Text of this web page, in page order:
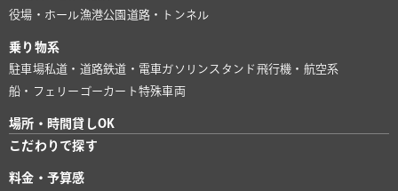
役場・ホール漁港公園 道路・トンネル
乗り物系
駐車場私道・道路鉄道・電車ガソリンスタンド 飛行機・航空系
船・フェリー ゴーカート特殊車両
場所・時間貸しOK
こだわりで探す
料金・予算感